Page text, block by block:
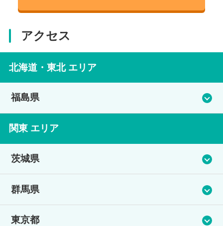
アクセス
北海道・東北 エリア
福島県
福島学習センター（みんなのひろば高等部）
住所
関東 エリア
茨城県
つくば学習センター（つくば高等学院）
住所
土浦学習センター（つちうら高等学院）
群馬県
渋川学習センター（アットノース高等学院）
東京都